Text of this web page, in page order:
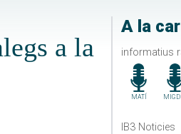
A la
informatius
MATÍ
IB3 Noticies
a la